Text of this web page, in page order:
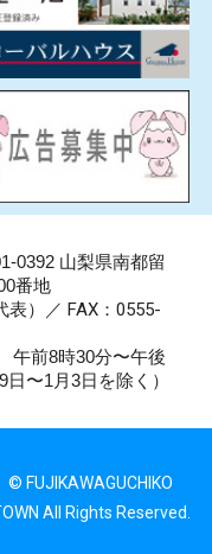
0392 山梨県南都留
番地
表）／ FAX：0555-
前8時30分〜午後
〜1月3日を除く）
© FUJIKAWAGUCHIKO
All Rights Reserved.